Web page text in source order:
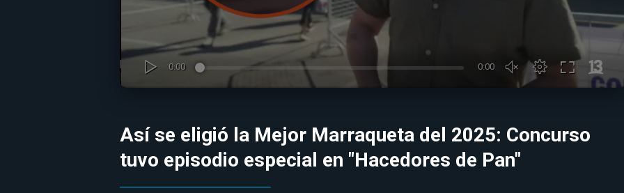
Así se eligió la Mejor Marraqueta del 2025: Concurso
tuvo episodio especial en "Hacedores de Pan"